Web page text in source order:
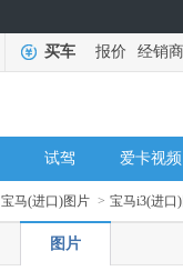
买车 报价 经销商
试驾 爱卡视频
宝马(进口)图片 > 宝马i3(进口
图片